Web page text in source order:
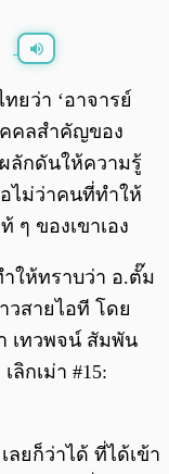
ยว่า ‘อาจารย์
คลสำคัญของ
ลักดันให้ความรู้
ไม่ว่าคนที่ทำให้
ๆ ของเขาเอง
ให้ทราบว่า อ.ตั๊ม
วสายไอที โดย
เทวพจน์ สัมพัน
ลิกเม่า #15:
ลยก็ว่าได้ ที่ได้เข้า